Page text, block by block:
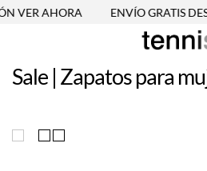
VER AHORA ENVÍO GRATIS
Sale | Zapatos para